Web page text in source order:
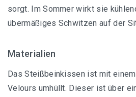
sorgt. Im Sommer wirkt sie
übermäßiges Schwitzen auf der
Materialien
Das Steißbeinkissen ist mit
Velours umhüllt. Dieser ist über